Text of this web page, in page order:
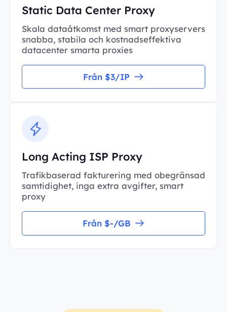
Static Data Center Proxy
Skala dataåtkomst med smart proxyservers
snabba, stabila och kostnadseffektiva
datacenter smarta proxies
Från $3/IP
Long Acting ISP Proxy
Trafikbaserad fakturering med obegränsad
samtidighet, inga extra avgifter, smart
proxy
Från $-/GB